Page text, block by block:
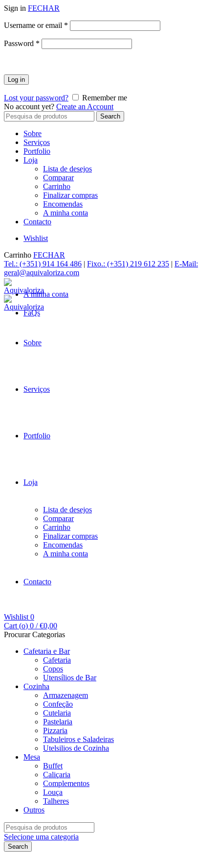
Sign in FECHAR
Username or email *
Password *
Log in
Lost your password?
Remember me
No account yet? Create an Account
Search
for:
Search
Sobre
Serviços
Portfolio
Loja
Lista de desejos
Comparar
Carrinho
Finalizar compras
Encomendas
A minha conta
Contacto
Wishlist
Carrinho FECHAR
Tel.: (+351) 914 164 486 | Fixo.: (+351) 219 612 235 | E-Mail:
geral@aquivaloriza.com
A minha conta
FaQs
Sobre
Serviços
Portfolio
Loja
Lista de desejos
Comparar
Carrinho
Finalizar compras
Encomendas
A minha conta
Contacto
Wishlist 0
Cart (o) 0 / €0,00
Procurar Categorias
Cafetaria e Bar
Cafetaria
Copos
Utensílios de Bar
Cozinha
Armazenagem
Confeção
Cutelaria
Pastelaria
Pizzaria
Tabuleiros e Saladeiras
Utelsilios de Cozinha
Mesa
Buffet
Caliçaria
Complementos
Louça
Talheres
Outros
Search
for:
Selecione uma categoria
Search